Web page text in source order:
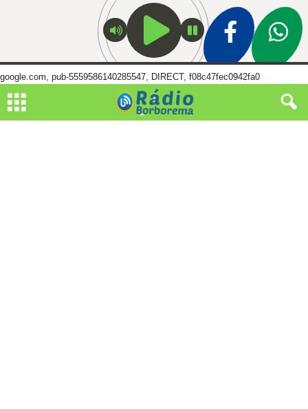
google.com, pub-5559586140285547, DIRECT, f08c47fec0942fa0